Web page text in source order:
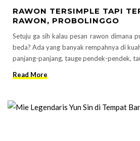
RAWON TERSIMPLE TAPI
RAWON, PROBOLINGGO
Setuju ga sih kalau pesan rawon dimana
beda? Ada yang banyak rempahnya di
panjang-panjang, tauge pendek-pendek,
Read More